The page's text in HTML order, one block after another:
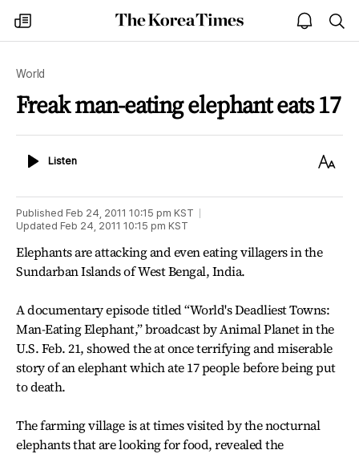
my
times
The
Korea
open
notice
World
Freak man-eating elephant eats 17
ListenListen
Text
Published Feb 24, 2011 10:15 pm KST
Updated Feb 24, 2011 10:15 pm KST
Elephants are attacking and even eating villagers in the
Sundarban Islands of West Bengal, India.
A documentary episode titled “World's Deadliest Towns:
Man-Eating Elephant,” broadcast by Animal Planet in the
U.S. Feb. 21, showed the at once terrifying and miserable
story of an elephant which ate 17 people before being put
to death.
The farming village is at times visited by the nocturnal
elephants that are looking for food, revealed the